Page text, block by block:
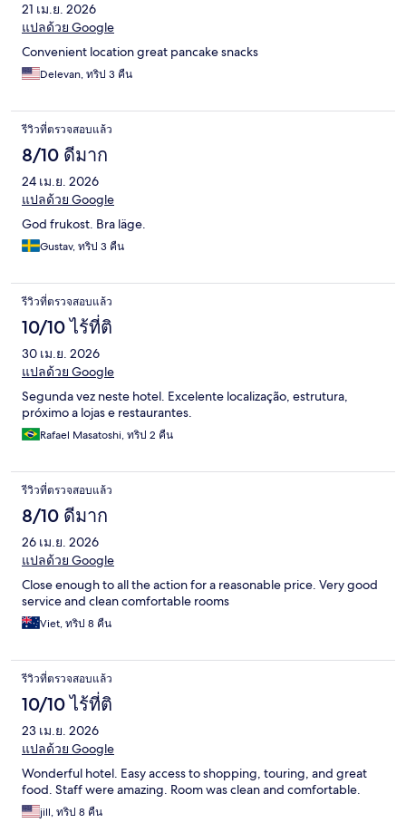
21 เม.ย. 2026
แปลด้วย Google
Convenient location great pancake snacks
Delevan, ทริป 3 คืน
รีวิวที่ตรวจสอบแล้ว
8/10 ดีมาก
24 เม.ย. 2026
แปลด้วย Google
God frukost. Bra läge.
Gustav, ทริป 3 คืน
รีวิวที่ตรวจสอบแล้ว
10/10 ไร้ที่ติ
30 เม.ย. 2026
แปลด้วย Google
Segunda vez neste hotel. Excelente localização, estrutura,
próximo a lojas e restaurantes.
Rafael Masatoshi, ทริป 2 คืน
รีวิวที่ตรวจสอบแล้ว
8/10 ดีมาก
26 เม.ย. 2026
แปลด้วย Google
Close enough to all the action for a reasonable price. Very good
service and clean comfortable rooms
Viet, ทริป 8 คืน
รีวิวที่ตรวจสอบแล้ว
10/10 ไร้ที่ติ
23 เม.ย. 2026
แปลด้วย Google
Wonderful hotel. Easy access to shopping, touring, and great
food. Staff were amazing. Room was clean and comfortable.
jill, ทริป 8 คืน